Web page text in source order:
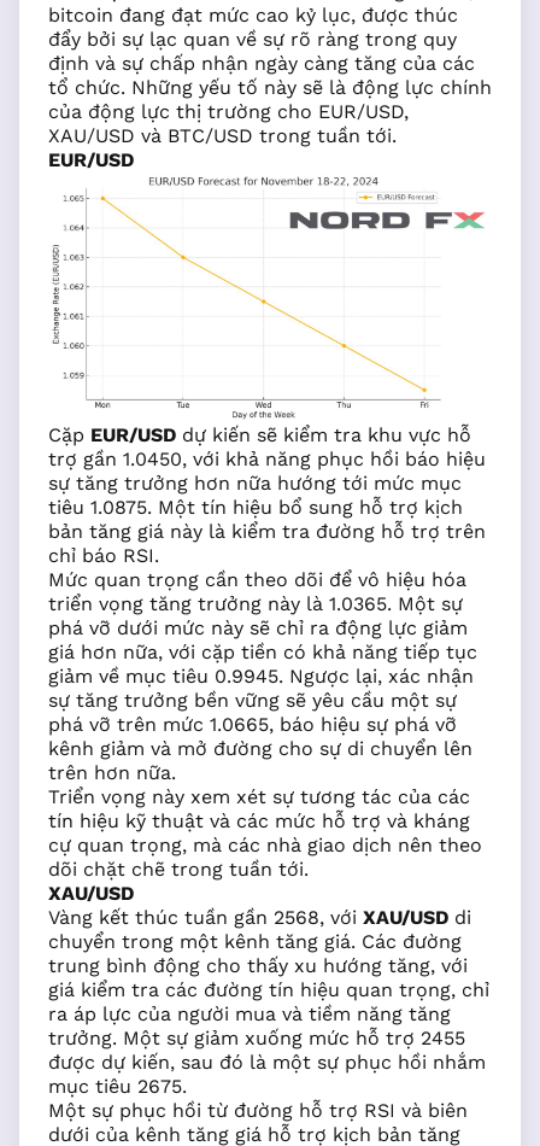
bitcoin đang đạt mức cao kỷ lục, được thúc
đẩy bởi sự lạc quan về sự rõ ràng trong quy
định và sự chấp nhận ngày càng tăng của các
tổ chức. Những yếu tố này sẽ là động lực chính
của động lực thị trường cho EUR/USD,
XAU/USD và BTC/USD trong tuần tới.
EUR/USD
Cặp EUR/USD dự kiến sẽ kiểm tra khu vực hỗ
trợ gần 1.0450, với khả năng phục hồi báo hiệu
sự tăng trưởng hơn nữa hướng tới mức mục
tiêu 1.0875. Một tín hiệu bổ sung hỗ trợ kịch
bản tăng giá này là kiểm tra đường hỗ trợ trên
chỉ báo RSI.
Mức quan trọng cần theo dõi để vô hiệu hóa
triển vọng tăng trưởng này là 1.0365. Một sự
phá vỡ dưới mức này sẽ chỉ ra động lực giảm
giá hơn nữa, với cặp tiền có khả năng tiếp tục
giảm về mục tiêu 0.9945. Ngược lại, xác nhận
sự tăng trưởng bền vững sẽ yêu cầu một sự
phá vỡ trên mức 1.0665, báo hiệu sự phá vỡ
kênh giảm và mở đường cho sự di chuyển lên
trên hơn nữa.
Triển vọng này xem xét sự tương tác của các
tín hiệu kỹ thuật và các mức hỗ trợ và kháng
cự quan trọng, mà các nhà giao dịch nên theo
dõi chặt chẽ trong tuần tới.
XAU/USD
Vàng kết thúc tuần gần 2568, với XAU/USD di
chuyển trong một kênh tăng giá. Các đường
trung bình động cho thấy xu hướng tăng, với
giá kiểm tra các đường tín hiệu quan trọng, chỉ
ra áp lực của người mua và tiềm năng tăng
trưởng. Một sự giảm xuống mức hỗ trợ 2455
được dự kiến, sau đó là một sự phục hồi nhắm
mục tiêu 2675.
Một sự phục hồi từ đường hỗ trợ RSI và biên
dưới của kênh tăng giá hỗ trợ kịch bản tăng